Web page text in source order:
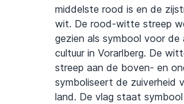
middelste rood is en de
wit. De rood-witte streep
gezien als symbool voor de
cultuur in Vorarlberg. De
streep aan de boven- en
symboliseert de zuiverheid
land. De vlag staat